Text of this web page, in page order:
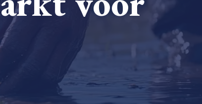
leggen voor het Sauki Cookstove Nigeria
Lees meer
het mkb: maak van dataverzoeken een